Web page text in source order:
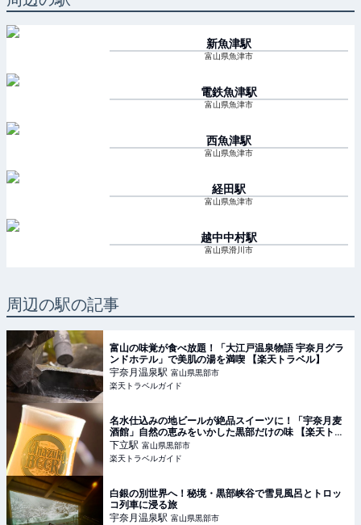
新魚津駅
富山県魚津市
電鉄魚津駅
富山県魚津市
西魚津駅
富山県魚津市
経田駅
富山県魚津市
越中中村駅
富山県滑川市
周辺の駅の記事
富山の味覚が食べ放題！「大江戸温泉物語 宇奈月グラ
ンドホテル」で美肌の湯を満喫 【楽天トラベル】
宇奈月温泉駅 富山県黒部市
楽天トラベルガイド
名水仕込みの地ビールが絶品スイーツに！「宇奈月麦
酒館」自然の恵みをいかした黒部だけの味 【楽天トラ
ベル】
下立駅 富山県黒部市
楽天トラベルガイド
白銀の別世界へ！秘境・黒部峡谷で雪見風呂とトロッ
コ列車に浸る旅
宇奈月温泉駅 富山県黒部市